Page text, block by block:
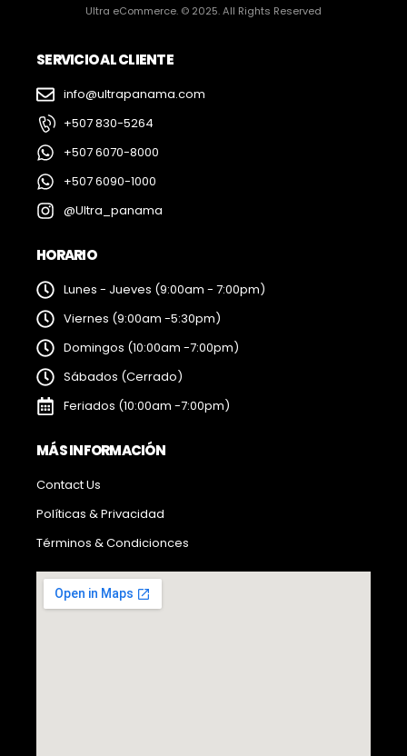
Ultra eCommerce. © 2025. All Rights Reserved
SERVICIO AL CLIENTE
info@ultrapanama.com
+507 830-5264
+507 6070-8000
+507 6090-1000
@Ultra_panama
HORARIO
Lunes - Jueves (9:00am - 7:00pm)
Viernes (9:00am -5:30pm)
Domingos (10:00am -7:00pm)
Sábados (Cerrado)
Feriados (10:00am -7:00pm)
MÁS INFORMACIÓN
Contact Us
Políticas & Privacidad
Términos & Condicionces